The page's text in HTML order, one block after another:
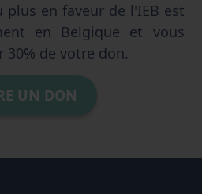
plus en faveur de l'IEB est
en Belgique et vous
30% de votre don.
UN DON